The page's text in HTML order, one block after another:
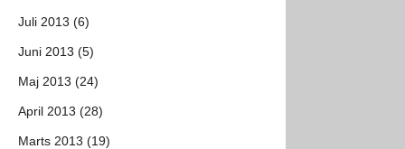
Juli 2013 (6)
Juni 2013 (5)
Maj 2013 (24)
April 2013 (28)
Marts 2013 (19)